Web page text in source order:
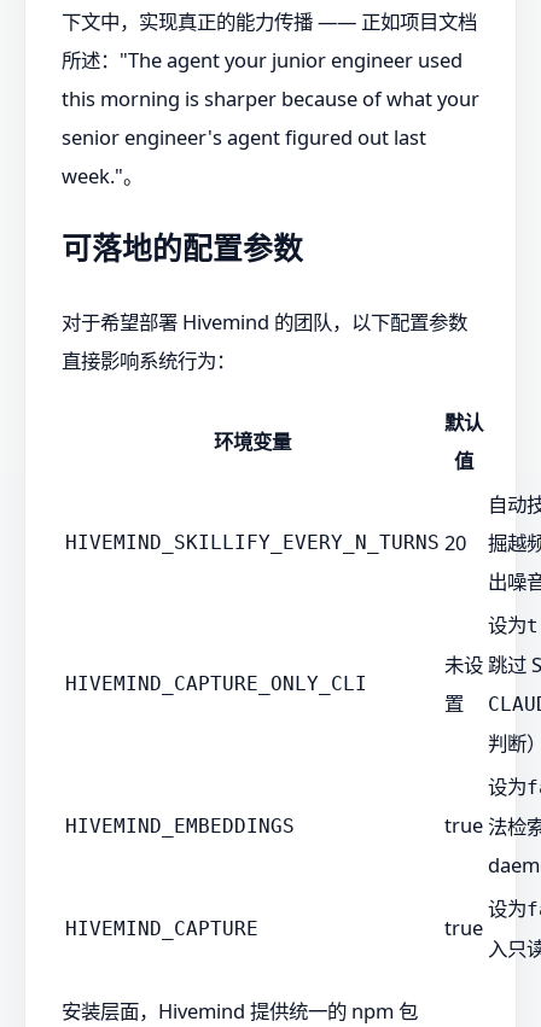
下文中，实现真正的能力传播 —— 正如项目文档
所述："The agent your junior engineer used
this morning is sharper because of what your
senior engineer's agent figured out last
week."。
可落地的配置参数
对于希望部署 Hivemind 的团队，以下配置参数
直接影响系统行为：
环境变量
默认
值
HIVEMIND_SKILLIFY_EVERY_N_TURNS 20
自动
掘越
出噪
HIVEMIND_CAPTURE_ONLY_CLI
未设
置
设为
跳过
判断
HIVEMIND_EMBEDDINGS true
设为
法检
HIVEMIND_CAPTURE true
设为
入只
安装层面，Hivemind 提供统一的 npm 包